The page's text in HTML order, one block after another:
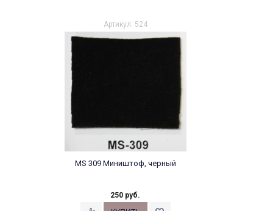
Артикул: 524
MS 309 Миништоф, черный
250 руб.